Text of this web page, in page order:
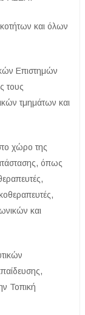
και όλων
Επιστημών
τους
τμημάτων και
χώρο της
όπως
και
Τοπική